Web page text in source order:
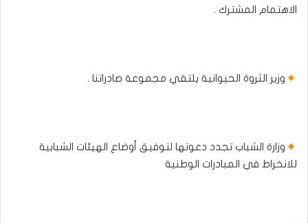
الاهتمام المشترك .
وزير الثروة الحيوانية يلتقي مجموعة صادراتنا .
وزارة الشباب تجدد دعوتها لتوفيق أوضاع الهيئات الشبابية
للانخراط في المبادرات الوطنية